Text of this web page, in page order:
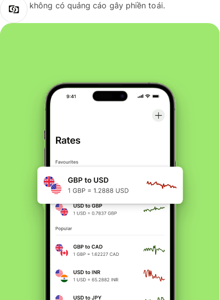
không có quảng cáo gây phiền toái.